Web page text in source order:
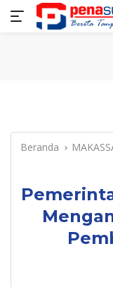
Langsung
Home Nasional
Beranda